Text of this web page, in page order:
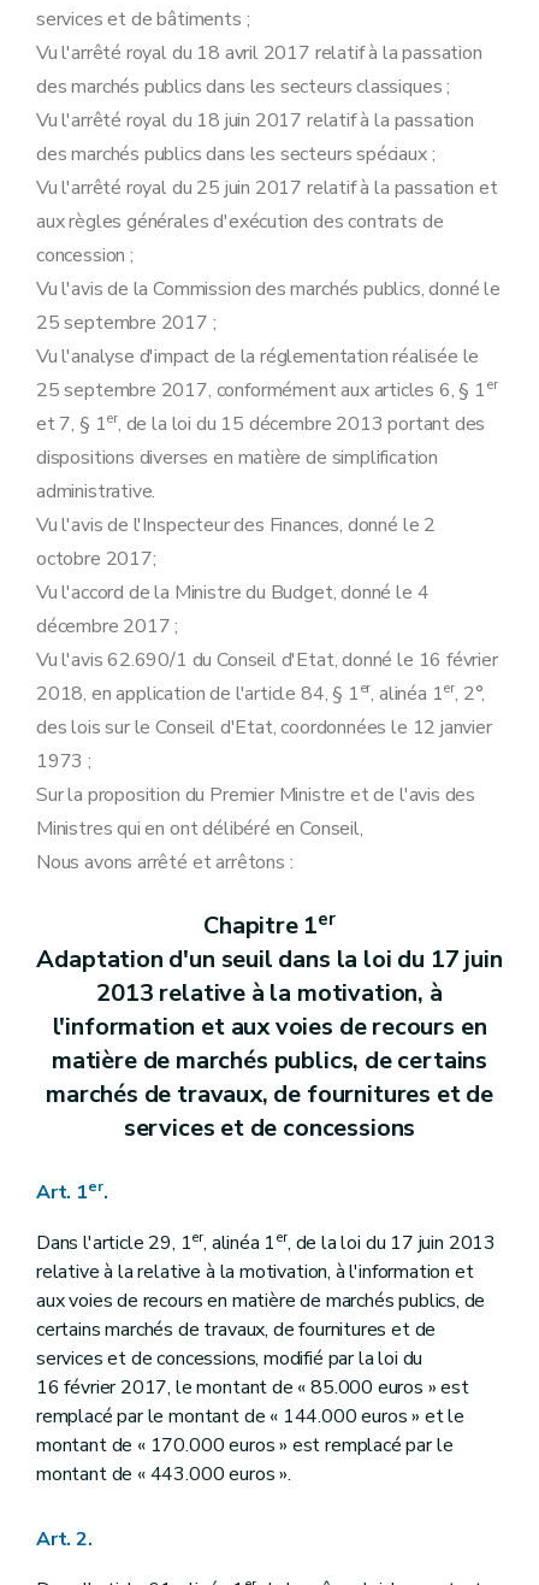
services et de bâtiments ;
Vu l'arrêté royal du 18 avril 2017 relatif à la passation
des marchés publics dans les secteurs classiques ;
Vu l'arrêté royal du 18 juin 2017 relatif à la passation
des marchés publics dans les secteurs spéciaux ;
Vu l'arrêté royal du 25 juin 2017 relatif à la passation et
aux règles générales d'exécution des contrats de
concession ;
Vu l'avis de la Commission des marchés publics, donné le
25 septembre 2017 ;
Vu l'analyse d'impact de la réglementation réalisée le
25 septembre 2017, conformément aux articles 6, § 1er
et 7, § 1er, de la loi du 15 décembre 2013 portant des
dispositions diverses en matière de simplification
administrative.
Vu l'avis de l'Inspecteur des Finances, donné le 2
octobre 2017;
Vu l'accord de la Ministre du Budget, donné le 4
décembre 2017 ;
Vu l'avis 62.690/1 du Conseil d'Etat, donné le 16 février
2018, en application de l'article 84, § 1er, alinéa 1er, 2°,
des lois sur le Conseil d'Etat, coordonnées le 12 janvier
1973 ;
Sur la proposition du Premier Ministre et de l'avis des
Ministres qui en ont délibéré en Conseil,
Nous avons arrêté et arrêtons :
Chapitre 1er
Adaptation d'un seuil dans la loi du 17 juin
2013 relative à la motivation, à
l'information et aux voies de recours en
matière de marchés publics, de certains
marchés de travaux, de fournitures et de
services et de concessions
Art. 1er.
Dans l'article 29, 1er, alinéa 1er, de la loi du 17 juin 2013
relative à la relative à la motivation, à l'information et
aux voies de recours en matière de marchés publics, de
certains marchés de travaux, de fournitures et de
services et de concessions, modifié par la loi du
16 février 2017, le montant de « 85.000 euros » est
remplacé par le montant de « 144.000 euros » et le
montant de « 170.000 euros » est remplacé par le
montant de « 443.000 euros ».
Art. 2.